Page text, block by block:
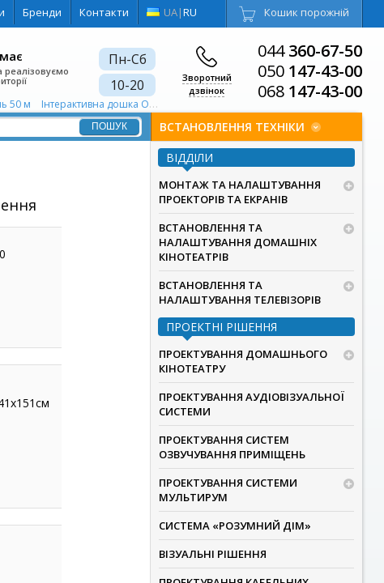
Бренди Контакти UA|RU Кошик порожній
044360-67-50
050 147-43-00
068 147-43-00
Зворотний
дзвінок
Пн-Сб
10-20
50 м Інтерактивна дошка Оптична
ВСТАНОВЛЕННЯ ТЕХНІКИ
ВІДДІЛИ
МОНТАЖ ТА НАЛАШТУВАННЯ
ПРОЕКТОРІВ ТА ЕКРАНІВ
ВСТАНОВЛЕННЯ ТА
НАЛАШТУВАННЯ ДОМАШНІХ
КІНОТЕАТРІВ
ВСТАНОВЛЕННЯ ТА
НАЛАШТУВАННЯ ТЕЛЕВІЗОРІВ
ПРОЕКТНІ РІШЕННЯ
ПРОЕКТУВАННЯ ДОМАШНЬОГО
КІНОТЕАТРУ
ПРОЕКТУВАННЯ АУДІОВІЗУАЛЬНОЇ
СИСТЕМИ
ПРОЕКТУВАННЯ СИСТЕМ
ОЗВУЧУВАННЯ ПРИМІЩЕНЬ
ПРОЕКТУВАННЯ СИСТЕМИ
МУЛЬТИРУМ
СИСТЕМА «РОЗУМНИЙ ДІМ»
ВІЗУАЛЬНІ РІШЕННЯ